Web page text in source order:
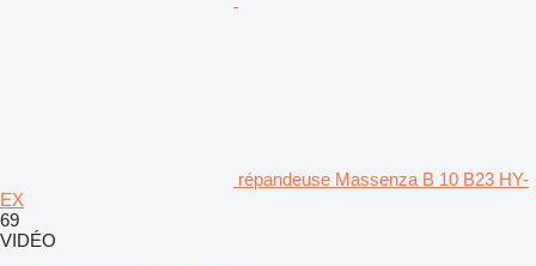
répandeuse Massenza B 10 B23 HY-
EX
69
VIDÉO